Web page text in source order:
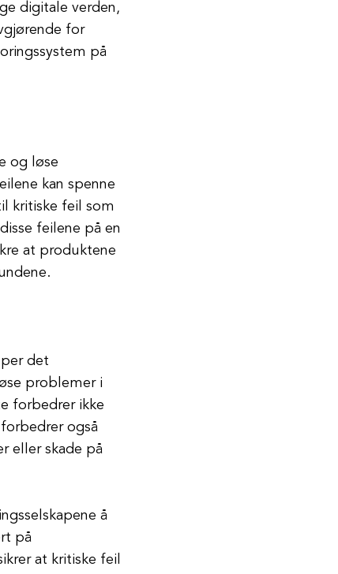
digitale verden,
for
på
og løse
kan spenne
kritiske feil som
feilene på en
at produktene
det
problemer i
forbedrer ikke
også
eller skade på
å
på
at kritiske feil